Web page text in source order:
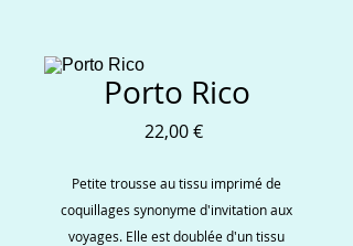
Porto Rico
22,00 €Prix
Petite trousse au tissu imprimé de
coquillages synonyme d'invitation aux
voyages. Elle est doublée d'un tissu